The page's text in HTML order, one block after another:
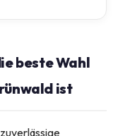
beste Wahl
ist